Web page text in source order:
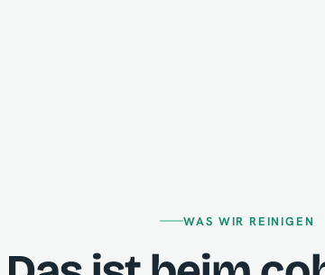
WAS WIR REINIGEN